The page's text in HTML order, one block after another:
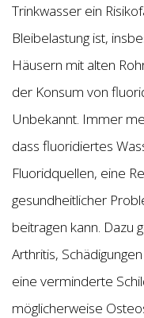
Trinkwasser ein
Bleibelastung ist,
Häusern mit alten
der Konsum von
Unbekannt. Immer
dass fluoridiertes
Fluoridquellen, eine
gesundheitlicher
beitragen kann. Dazu
Arthritis,
eine verminderte
möglicherweise